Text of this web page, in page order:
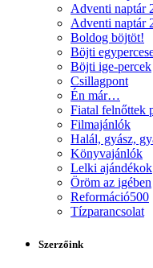
Adventi naptár
Adventi naptár
Boldog böjtöt!
Böjti
Böjti ige-percek
Csillagpont
Én már…
Fiatal felnőttek
Filmajánlók
Halál, gyász,
Könyvajánlók
Lelki ajándékok
Öröm az igében
Reformáció500
Tízparancsolat
Szerzőink